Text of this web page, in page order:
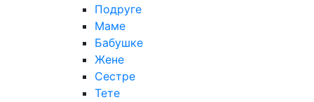
Подруге
Маме
Бабушке
Жене
Сестре
Тете